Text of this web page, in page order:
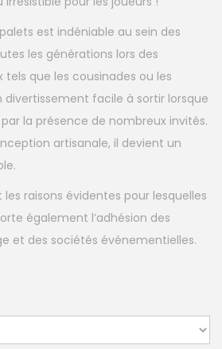
est indéniable au sein des
les générations lors des
que les cousinades ou les
divertissement facile à sortir lorsque
la présence de nombreux invités.
artisanale, il devient un
raisons évidentes pour lesquelles
également l’adhésion des
et des sociétés événementielles.